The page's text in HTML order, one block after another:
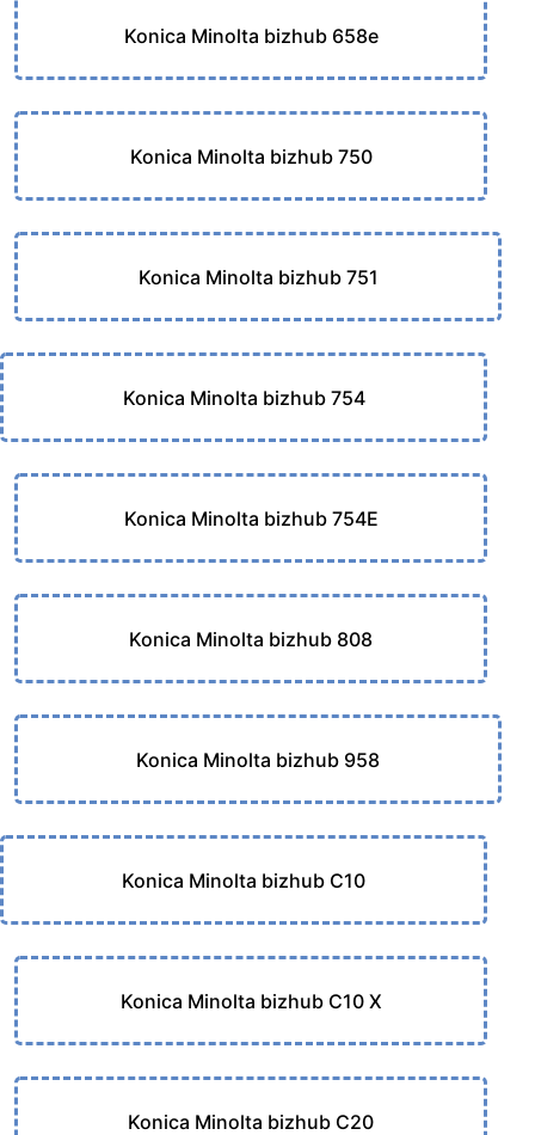
Konica Minolta bizhub 658e
Konica Minolta bizhub 750
Konica Minolta bizhub 751
Konica Minolta bizhub 754
Konica Minolta bizhub 754E
Konica Minolta bizhub 808
Konica Minolta bizhub 958
Konica Minolta bizhub C10
Konica Minolta bizhub C10 X
Konica Minolta bizhub C20